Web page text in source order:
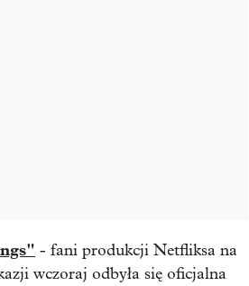
- fani produkcji Netfliksa na
wczoraj odbyła się oficjalna